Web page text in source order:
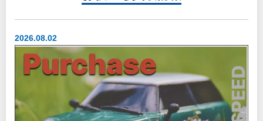
2026.08.02